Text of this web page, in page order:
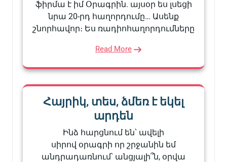
ֆիրմա է իմ Օրագրին. այսօր ես լսեցի
նրա 20-րդ հաղորդումը… Ասենք
շնորհավոր։ Ես ռադիոհաղորդումները
Read More
Հայրիկ, տես, ձմեռ է եկել
արդեն
Ինձ հարցնում են՝ ավելի
սիրով օրագրի որ շրջանին եմ
անդրադառնում՝ անցյալի՞ն, օրվա